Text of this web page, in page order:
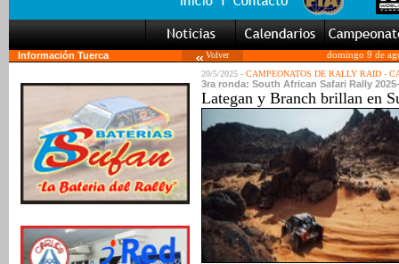
Información Tuerca Volver
domingo 9 de
20/5/2025 - CAMPEONATOS DE RALLY RAID -
3ra ronda: South African Safari Rally
Lategan y Branch brillan en